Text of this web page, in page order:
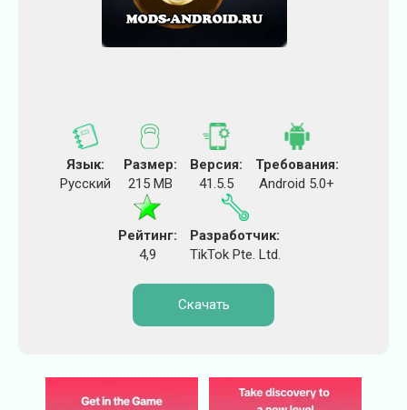
Язык:
Русский
Размер:
215 MB
Версия:
41.5.5
Требования:
Android 5.0+
Рейтинг:
4,9
Разработчик:
TikTok Pte. Ltd.
Скачать